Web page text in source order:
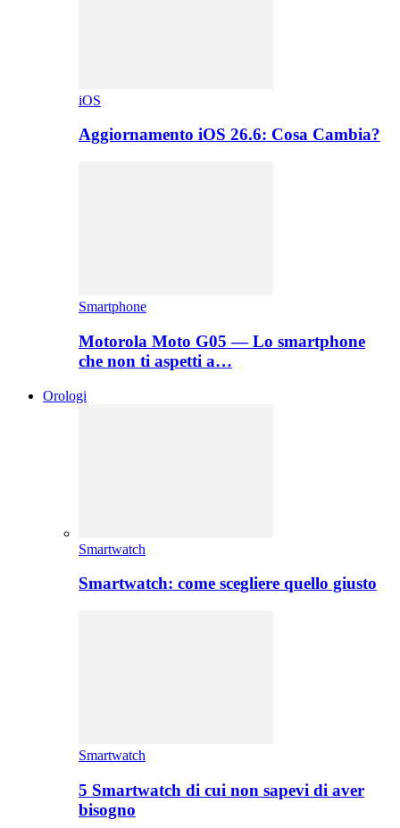
iOS
Aggiornamento iOS 26.6: Cosa Cambia?
Smartphone
Motorola Moto G05 — Lo smartphone
che non ti aspetti a…
Orologi
Smartwatch
Smartwatch: come scegliere quello giusto
Smartwatch
5 Smartwatch di cui non sapevi di aver
bisogno